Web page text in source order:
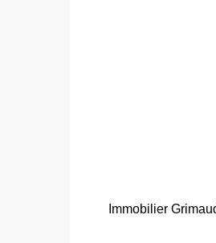
Immobilier